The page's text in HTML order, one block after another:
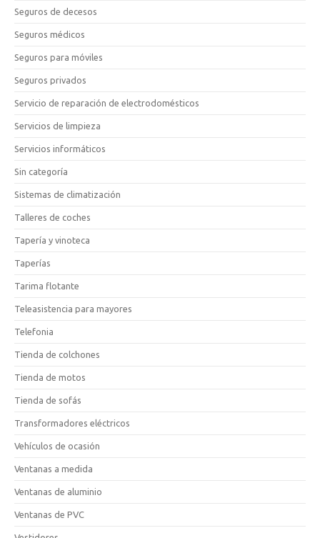
Seguros de decesos
Seguros médicos
Seguros para móviles
Seguros privados
Servicio de reparación de electrodomésticos
Servicios de limpieza
Servicios informáticos
Sin categoría
Sistemas de climatización
Talleres de coches
Tapería y vinoteca
Taperías
Tarima flotante
Teleasistencia para mayores
Telefonia
Tienda de colchones
Tienda de motos
Tienda de sofás
Transformadores eléctricos
Vehículos de ocasión
Ventanas a medida
Ventanas de aluminio
Ventanas de PVC